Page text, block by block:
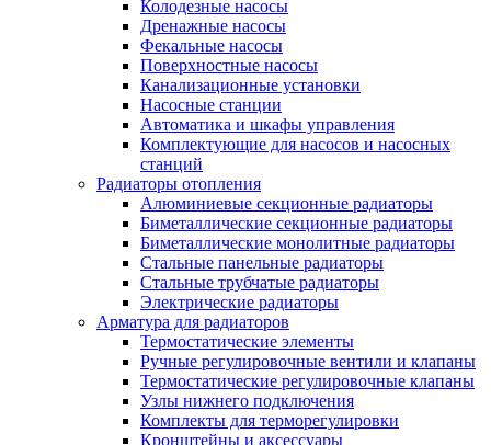
Колодезные насосы
Дренажные насосы
Фекальные насосы
Поверхностные насосы
Канализационные установки
Насосные станции
Автоматика и шкафы управления
Комплектующие для насосов и насосных
станций
Радиаторы отопления
Алюминиевые секционные радиаторы
Биметаллические секционные радиаторы
Биметаллические монолитные радиаторы
Стальные панельные радиаторы
Стальные трубчатые радиаторы
Электрические радиаторы
Арматура для радиаторов
Термостатические элементы
Ручные регулировочные вентили и клапаны
Термостатические регулировочные клапаны
Узлы нижнего подключения
Комплекты для терморегулировки
Кронштейны и аксессуары